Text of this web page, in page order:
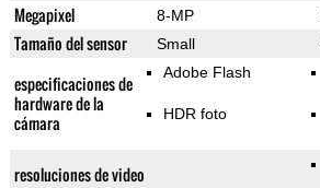
Megapixel 8-MP
Tamaño del sensor Small
especificaciones de
hardware de la
cámara
Adobe Flash
HDR foto
resoluciones de video